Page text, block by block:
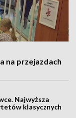
na przejazdach
Najwyższa
klasycznych